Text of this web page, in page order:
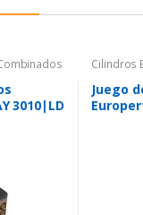
3010|LD
Cilindros
Juego